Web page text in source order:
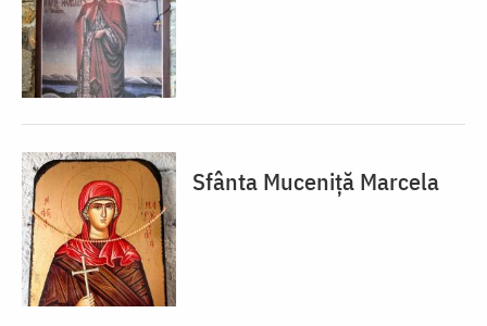
Sfânta Muceniță Marcela